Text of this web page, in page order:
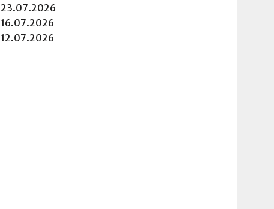
23.07.2026
16.07.2026
12.07.2026